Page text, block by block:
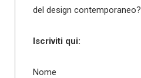
del design contemporaneo?
Iscriviti qui:
Nome